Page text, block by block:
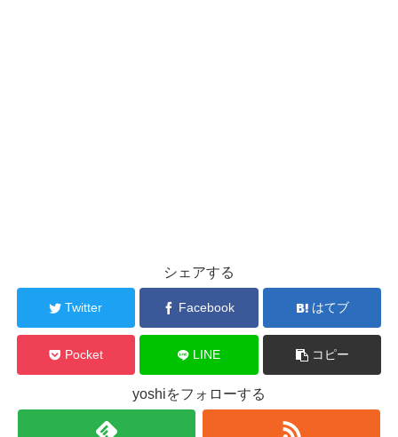
シェアする
Twitter Facebook はてブ
Pocket LINE コピー
yoshiをフォローする